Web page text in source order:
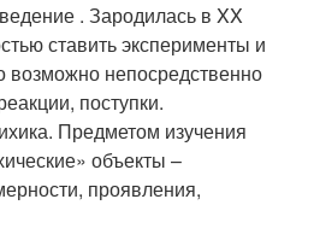
. Зародилась в XX
ставить эксперименты и
возможно непосредственно
поступки.
Предметом изучения
объекты –
проявления,